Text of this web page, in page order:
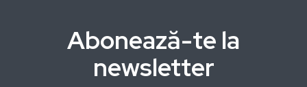
Abonează-te la
newsletter